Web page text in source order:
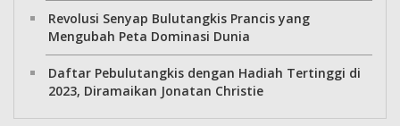
Revolusi Senyap Bulutangkis Prancis yang
Mengubah Peta Dominasi Dunia
Daftar Pebulutangkis dengan Hadiah Tertinggi di
2023, Diramaikan Jonatan Christie